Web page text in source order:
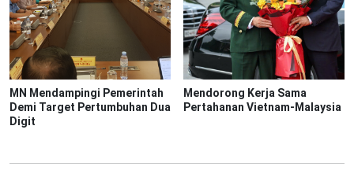
MN Mendampingi Pemerintah
Demi Target Pertumbuhan Dua
Digit
Mendorong Kerja Sama
Pertahanan Vietnam-Malaysia